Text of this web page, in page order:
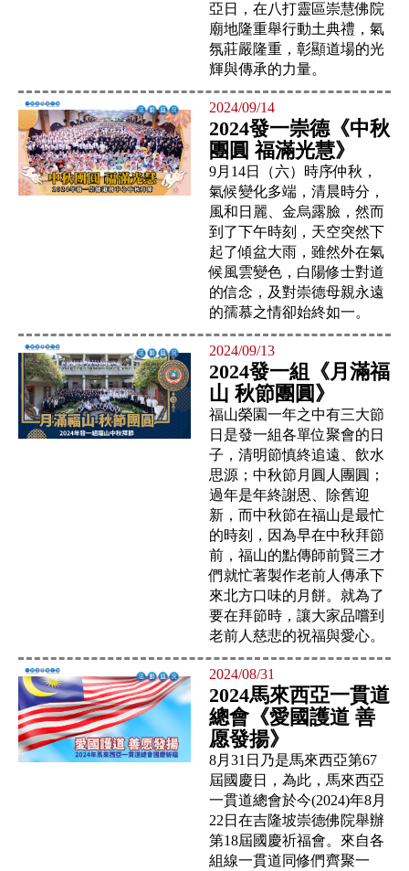
亞日，在八打靈區崇慧佛院
廟地隆重舉行動土典禮，氣
氛莊嚴隆重，彰顯道場的光
輝與傳承的力量。
2024/09/14
2024發一崇德《中秋
團圓 福滿光慧》
9月14日（六）時序仲秋，
氣候變化多端，清晨時分，
風和日麗、金烏露臉，然而
到了下午時刻，天空突然下
起了傾盆大雨，雖然外在氣
候風雲變色，白陽修士對道
的信念，及對崇德母親永遠
的孺慕之情卻始終如一。
2024/09/13
2024發一組《月滿福
山 秋節團圓》
福山榮園一年之中有三大節
日是發一組各單位聚會的日
子，清明節慎終追遠、飲水
思源；中秋節月圓人團圓；
過年是年終謝恩、除舊迎
新，而中秋節在福山是最忙
的時刻，因為早在中秋拜節
前，福山的點傳師前賢三才
們就忙著製作老前人傳承下
來北方口味的月餅。就為了
要在拜節時，讓大家品嚐到
老前人慈悲的祝福與愛心。
2024/08/31
2024馬來西亞一貫道
總會《愛國護道 善
愿發揚》
8月31日乃是馬來西亞第67
屆國慶日，為此，馬來西亞
一貫道總會於今(2024)年8月
22日在吉隆坡崇德佛院舉辦
第18屆國慶祈福會。來自各
組線一貫道同修們齊聚一